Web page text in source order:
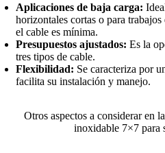
Aplicaciones de baja carga:
horizontales cortas o para
el cable es mínima.
Presupuestos ajustados: Es la
tres tipos de cable.
Flexibilidad: Se caracteriza por
facilita su instalación y manejo.
Otros aspectos a considerar en
inoxidable 7×7 para